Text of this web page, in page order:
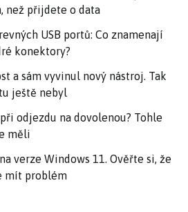
než přijdete o data
USB portů: Co znamenají
konektory?
a sám vyvinul nový nástroj. Tak
ještě nebyl
odjezdu na dovolenou? Tohle
měli
verze Windows 11. Ověřte si, že
mít problém